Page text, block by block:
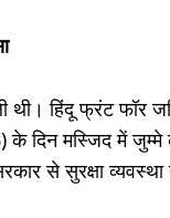
हिंदू फ्रंट फॉर
दिन मस्जिद में
से सुरक्षा